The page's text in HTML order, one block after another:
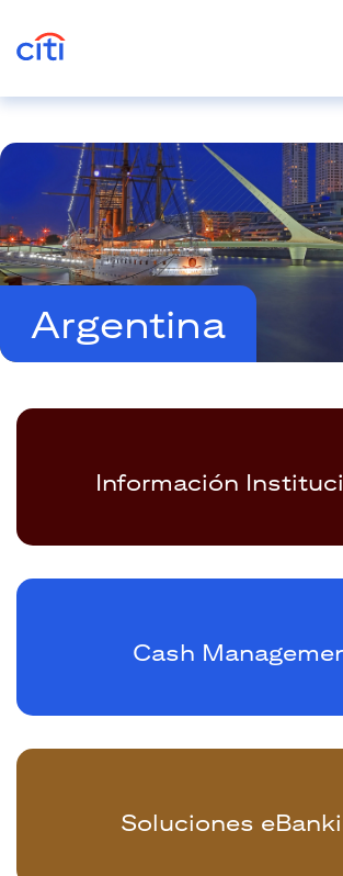
Argentina
Información
Cash
Soluciones